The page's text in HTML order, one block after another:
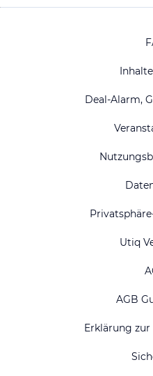
Deal-Alarm,
Utiq
AGB
Erklärung